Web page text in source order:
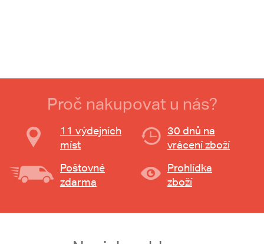
Proč nakupovat u nás?
11 výdejních
míst
30 dnů na
vrácení zboží
Poštovné
zdarma
Prohlídka
zboží